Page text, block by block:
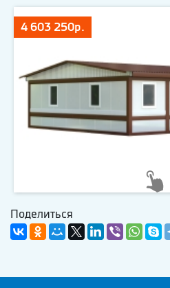
4 603 250р.
Поделиться